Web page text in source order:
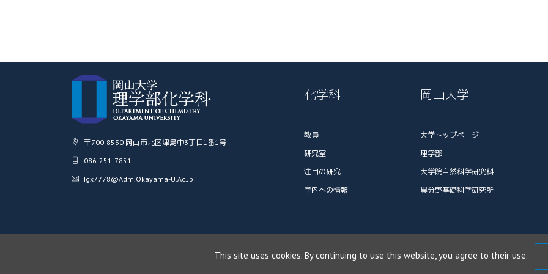
〒700-8530 岡山市北区津島中3丁目1番1号
086-251-7851
Igx7778@adm.okayama-U.ac.jp
化学科
教員
研究室
注目の研究
学内への情報
岡山大学
大学トップページ
理学部
大学院自然科学研究科
異分野基礎科学研究所
This site uses cookies. By continuing to use this website, you agree to their use.